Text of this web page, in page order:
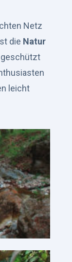
Netz
die Natur
leicht